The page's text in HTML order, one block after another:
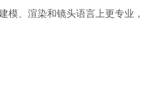
模、渲染和镜头语言上更专业，